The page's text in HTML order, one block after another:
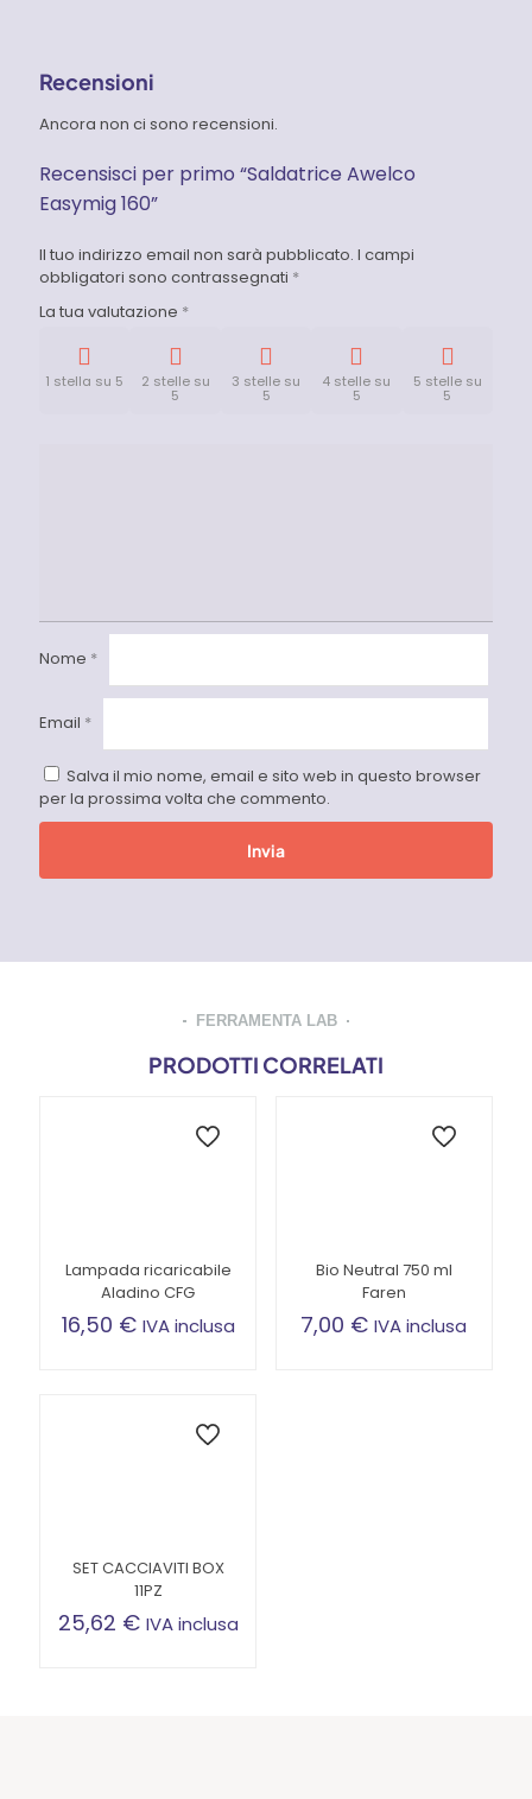
Recensioni
Ancora non ci sono recensioni.
Recensisci per primo “Saldatrice Awelco
Easymig 160”
Il tuo indirizzo email non sarà pubblicato. I campi
obbligatori sono contrassegnati *
La tua valutazione *
1 stella su 5 2 stelle su
5
3 stelle su
5
4 stelle su
5
5 stelle su
5
Nome *
Email *
Salva il mio nome, email e sito web in questo browser
per la prossima volta che commento.
FERRAMENTA LAB
PRODOTTI CORRELATI
Lampada ricaricabile
Aladino CFG
16,50 € IVA inclusa
Bio Neutral 750 ml
Faren
7,00 € IVA inclusa
SET CACCIAVITI BOX
11PZ
25,62 € IVA inclusa